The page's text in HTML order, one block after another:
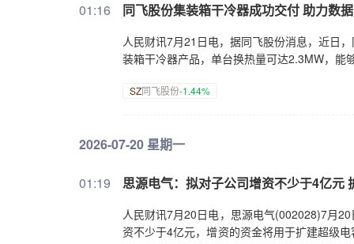
01:16 同飞股份集装箱干冷器成功交付 助力数
人民财讯7月21日电，据同飞股份消息，近日
装箱干冷器产品，单台换热量可达2.3MW，能
SZ同飞股份-1.44%
2026-07-20 星期一
01:19 思源电气：拟对子公司增资不少于4亿元
人民财讯7月20日电，思源电气(002028)7月
资不少于4亿元，增资的资金将用于扩建超级